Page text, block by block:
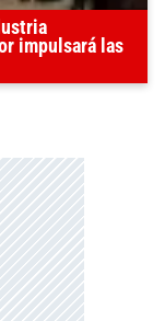
impulsará las